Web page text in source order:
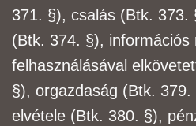
371. §), csalás (Btk. 373.
(Btk. 374. §), információs
felhasználásával
§), orgazdaság (Btk.
elvétele (Btk. 380. §),